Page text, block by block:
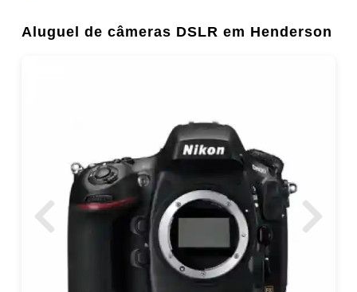
Aluguel de câmeras DSLR em Henderson